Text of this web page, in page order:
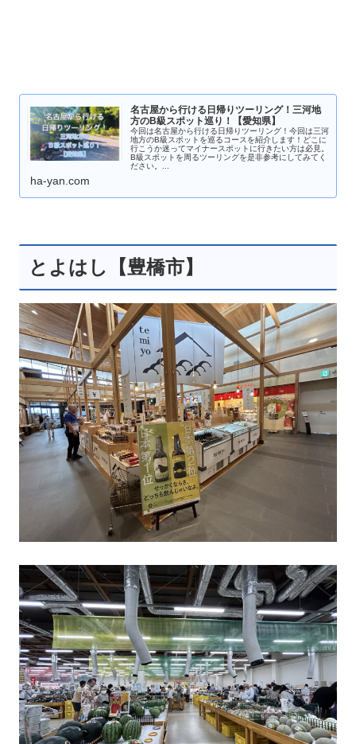
名古屋から行ける日帰りツーリング！三河地
方のB級スポット巡り！【愛知県】
今回は名古屋から行ける日帰りツーリング！今回は三河
地方のB級スポットを巡るコースを紹介します！どこに
行こうか迷ってマイナースポットに行きたい方は必見。
B級スポットを周るツーリングを是非参考にしてみてく
ださい。...
ha-yan.com
とよはし【豊橋市】